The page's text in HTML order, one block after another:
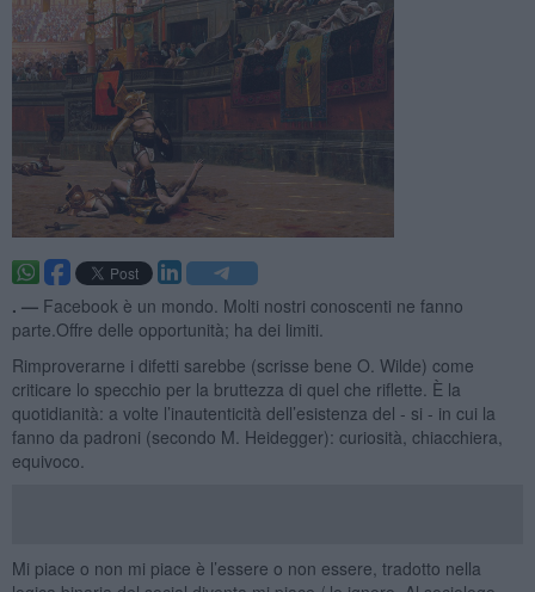
. — Facebook è un mondo. Molti nostri conoscenti ne fanno
parte.Offre delle opportunità; ha dei limiti.
Rimproverarne i difetti sarebbe (scrisse bene O. Wilde) come
criticare lo specchio per la bruttezza di quel che riflette. È la
quotidianità: a volte l’inautenticità dell’esistenza del - si - in cui la
fanno da padroni (secondo M. Heidegger): curiosità, chiacchiera,
equivoco.
Mi piace o non mi piace è l’essere o non essere, tradotto nella